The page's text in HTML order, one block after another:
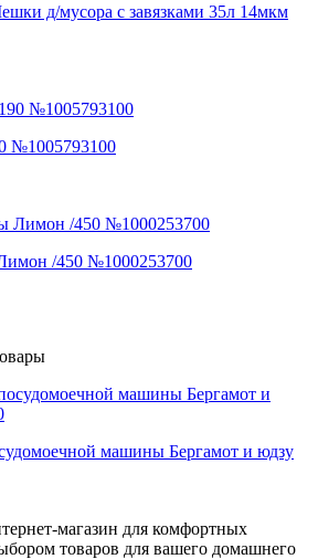
д/мусора с завязками 35л 14мкм
№1005793100
/450 №1000253700
машины Бергамот и юдзу
магазин для комфортных
товаров для вашего домашнего